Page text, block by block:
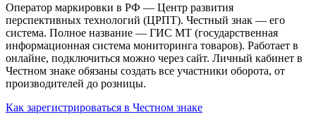
Оператор маркировки в РФ — Центр развития
перспективных технологий (ЦРПТ). Честный знак — его
система. Полное название — ГИС МТ (государственная
информационная система мониторинга товаров). Работает в
онлайне, подключиться можно через сайт. Личный кабинет в
Честном знаке обязаны создать все участники оборота, от
производителей до розницы.
Как зарегистрироваться в Честном знаке